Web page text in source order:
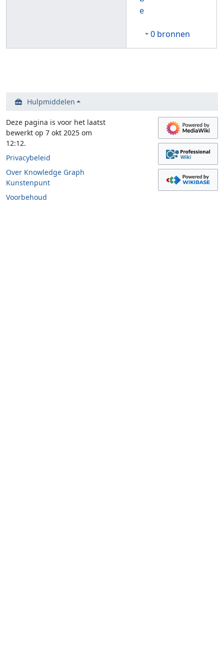
e
0 bronnen
Hulpmiddelen
Deze pagina is voor het laatst
bewerkt op 7 okt 2025 om
12:12.
Privacybeleid
Over Knowledge Graph
Kunstenpunt
Voorbehoud